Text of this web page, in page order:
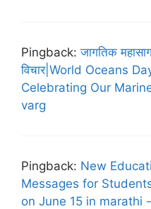
Pingback:जागतिक
विचार|World Oceans
Celebrating Our
varg
Pingback: New
Messages for
on June 15 in marathi